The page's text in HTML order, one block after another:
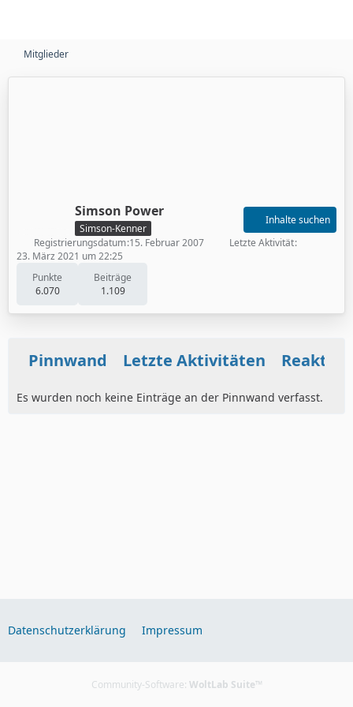
Mitglieder
Simson Power
Simson-Kenner
Punkte
6.070
Beiträge
1.109
Inhalte suchen
Registrierungsdatum 15. Februar 2007
Letzte Aktivität
23. März 2021 um 22:25
Pinnwand Letzte Aktivitäten
Es wurden noch keine Einträge an der Pinnwand verfasst.
Datenschutzerklärung Impressum
Community-Software: WoltLab Suite™